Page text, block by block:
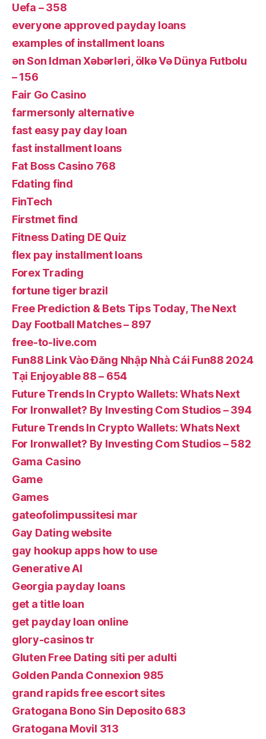
Uefa – 358
everyone approved payday loans
examples of installment loans
ən Son Idman Xəbərləri, ölkə Və Dünya Futbolu
– 156
Fair Go Casino
farmersonly alternative
fast easy pay day loan
fast installment loans
Fat Boss Casino 768
Fdating find
FinTech
Firstmet find
Fitness Dating DE Quiz
flex pay installment loans
Forex Trading
fortune tiger brazil
Free Prediction & Bets Tips Today, The Next
Day Football Matches – 897
free-to-live.com
Fun88 Link Vào Đăng Nhập Nhà Cái Fun88 2024
Tại Enjoyable 88 – 654
Future Trends In Crypto Wallets: Whats Next
For Ironwallet? By Investing Com Studios – 394
Future Trends In Crypto Wallets: Whats Next
For Ironwallet? By Investing Com Studios – 582
Gama Casino
Game
Games
gateofolimpussitesi mar
Gay Dating website
gay hookup apps how to use
Generative AI
Georgia payday loans
get a title loan
get payday loan online
glory-casinos tr
Gluten Free Dating siti per adulti
Golden Panda Connexion 985
grand rapids free escort sites
Gratogana Bono Sin Deposito 683
Gratogana Movil 313